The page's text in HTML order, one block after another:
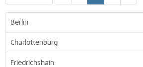
Berlin
Charlottenburg
Friedrichshain